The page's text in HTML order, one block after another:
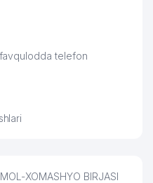
telefon
XOMASHYO BIRJASI